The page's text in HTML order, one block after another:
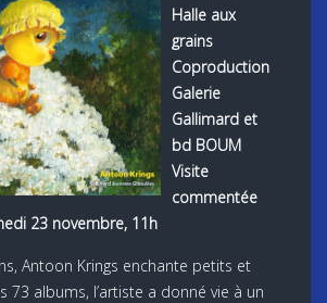
Halle aux
grains
Coproduction
Galerie
Gallimard et
bd BOUM
Visite
commentée
23 novembre, 11h
Antoon Krings enchante petits et
73 albums, l’artiste a donné vie à un